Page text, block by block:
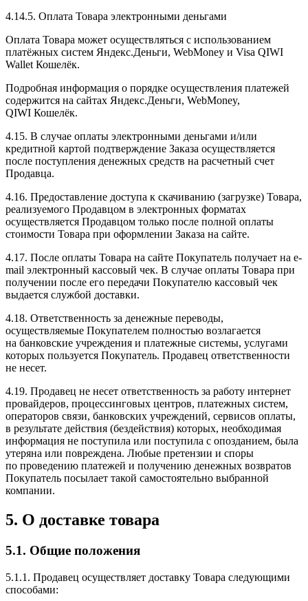
4.14.5. Оплата Товара электронными деньгами
Оплата Товара может осуществляться с использованием
платёжных систем Яндекс.Деньги, WebMoney и Visa QIWI
Wallet Кошелёк.
Подробная информация о порядке осуществления платежей
содержится на сайтах Яндекс.Деньги, WebMoney,
QIWI Кошелёк.
4.15. В случае оплаты электронными деньгами и/или
кредитной картой подтверждение Заказа осуществляется
после поступления денежных средств на расчетный счет
Продавца.
4.16. Предоставление доступа к скачиванию (загрузке) Товара,
реализуемого Продавцом в электронных форматах
осуществляется Продавцом только после полной оплаты
стоимости Товара при оформлении Заказа на сайте.
4.17. После оплаты Товара на сайте Покупатель получает на e-
mail электронный кассовый чек. В случае оплаты Товара при
получении после его передачи Покупателю кассовый чек
выдается службой доставки.
4.18. Ответственность за денежные переводы,
осуществляемые Покупателем полностью возлагается
на банковские учреждения и платежные системы, услугами
которых пользуется Покупатель. Продавец ответственности
не несет.
4.19. Продавец не несет ответственность за работу интернет
провайдеров, процессинговых центров, платежных систем,
операторов связи, банковских учреждений, сервисов оплаты,
в результате действия (бездействия) которых, необходимая
информация не поступила или поступила с опозданием, была
утеряна или повреждена. Любые претензии и споры
по проведению платежей и получению денежных возвратов
Покупатель посылает такой самостоятельно выбранной
компании.
5. О доставке товара
5.1. Общие положения
5.1.1. Продавец осуществляет доставку Товара следующими
способами: